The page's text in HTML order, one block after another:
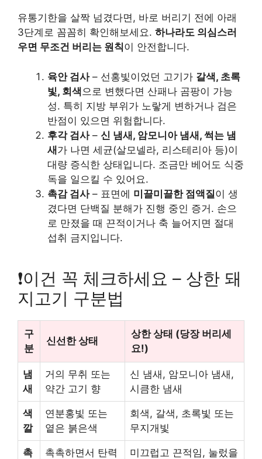
유통기한을 살짝 넘겼다면, 바로 버리기 전에 아래
3단계로 꼼꼼히 확인해보세요. 하나라도 의심스러
우면 무조건 버리는 원칙이 안전합니다.
육안 검사– 선홍빛이었던 고기가 갈색, 초록
빛, 회색으로 변했다면 산패나 곰팡이 가능
성. 특히 지방 부위가 노랗게 변하거나 검은
반점이 있으면 위험합니다.
후각 검사– 신 냄새, 암모니아 냄새, 썩는 냄
새가 나면 세균(살모넬라, 리스테리아 등)이
대량 증식한 상태입니다. 조금만 베어도 식중
독을 일으킬 수 있어요.
촉감 검사– 표면에 미끌미끌한 점액질이 생
겼다면 단백질 분해가 진행 중인 증거. 손으
로 만졌을 때 끈적이거나 축 늘어지면 절대
섭취 금지입니다.
❗이건 꼭 체크하세요 – 상한 돼
지고기 구분법
구
분
신선한 상태
상한 상태 (당장 버리세
요!)
냄
새
거의 무취 또는
약간 고기 향
신 냄새, 암모니아 냄새,
시큼한 냄새
색
깔
연분홍빛 또는
옅은 붉은색
회색, 갈색, 초록빛 또는
무지개빛
촉
촉촉하면서 탄력
미끄럽고 끈적임, 눌렀을